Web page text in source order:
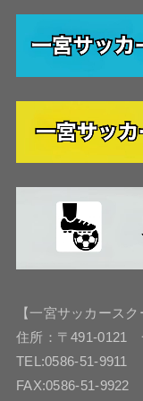
【一宮サッカースク
住所：〒491-0121
TEL:0586-51-9911
FAX:0586-51-9922